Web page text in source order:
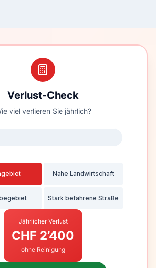
Verlust-Check
viel verlieren Sie jährlich?
Nahe Landwirtschaft
Stark befahrene Straße
Jährlicher Verlust
CHF 2’400
ohne Reinigung